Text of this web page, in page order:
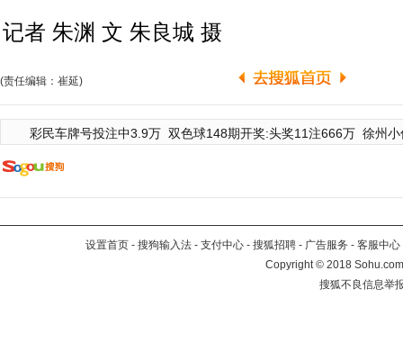
记者 朱渊 文 朱良城 摄
(责任编辑：崔延)
彩民车牌号投注中3.9万 双色球148期开奖:头奖11注666万 徐州
设置首页 - 搜狗输入法 - 支付中心 - 搜狐招聘 - 广告服务 - 客服中心
Copyright©2018
搜狐不良信息举